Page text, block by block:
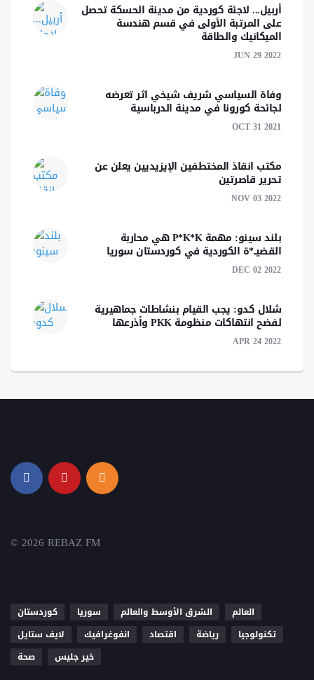
أربيل... لاجئة كوردية من مدينة الحسكة تحصل
على المرتبة الأولى في قسم هندسة
الميكانيك والطاقة
JUN 29 2022
وفاة السياسي شريف شيخي اثر تعرضه
لجائحة كورونا في مدينة الدرباسية
OCT 31 2021
مكتب انقاذ المختطفين الإيزيديين يعلن عن
تحرير قاصرتين
NOV 03 2022
بلند سينو: مهمة P*K*K هي محاربة
القضيــ*ة الكوردية في كوردستان سوريا
DEC 02 2022
شلال كدو: يجب القيام بنشاطات جماهيرية
لفضح انتهاكات منظومة PKK وأذرعها
APR 24 2022
© 2026 REBAZ FM
كوردستان سوريا الشرق الأوسط والعالم
العالم
لايف ستايل
انفوغرافيك اقتصاد رياضة
تكنولوجيا
صحة
خير جليس